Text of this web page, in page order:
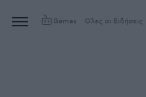
Games Όλες οι Ειδήσεις